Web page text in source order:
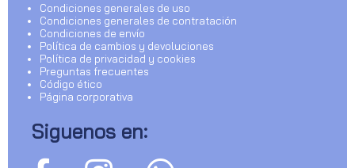
Condiciones generales de uso
Condiciones generales de contratación
Condiciones de envío
Política de cambios y devoluciones
Política de privacidad y cookies
Preguntas frecuentes
Código ético
Página corporativa
Siguenos en: